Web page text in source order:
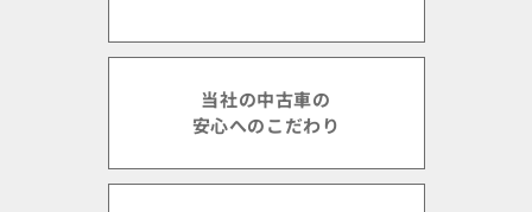
当社の中古車の
安心へのこだわり